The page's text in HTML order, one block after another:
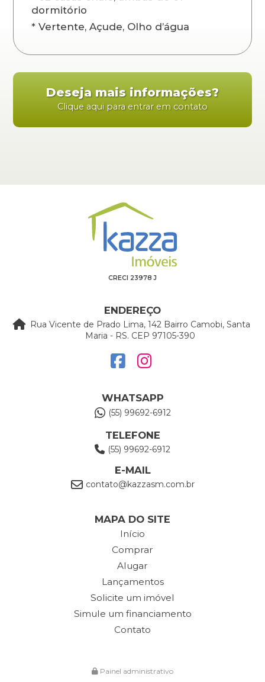
dormitório
* Vertente, Açude, Olho d’água
Deseja mais informações?
Clique aqui para entrar em contato
CRECI 23978 J
ENDEREÇO
Rua Vicente de Prado Lima, 142 Bairro Camobi, Santa
Maria - RS. CEP 97105-390
WHATSAPP
(55) 99692-6912
TELEFONE
(55) 99692-6912
E-MAIL
contato@kazzasm.com.br
MAPA DO SITE
Início
Comprar
Alugar
Lançamentos
Solicite um imóvel
Simule um financiamento
Contato
Painel administrativo